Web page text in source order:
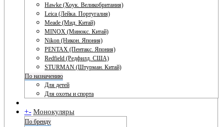
Hawke (Хоук. Великобритания)
Leica (Лейка. Португалия)
Meade (Мид. Китай)
MINOX (Минокс. Китай)
Nikon (Никон. Япония)
PENTAX (Пентакс. Япония)
Redfield (Редфилд. США)
STURMAN (Штурман. Китай)
По назначению
Для детей
Для охоты и спорта
+- Монокуляры
По бренду